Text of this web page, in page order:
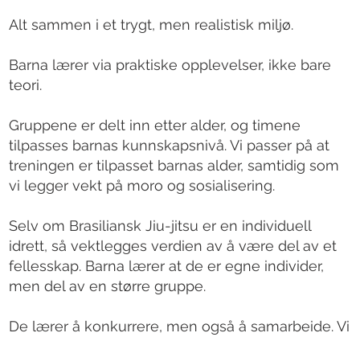
Alt sammen i et trygt, men realistisk miljø.
Barna lærer via praktiske opplevelser, ikke bare
teori.
Gruppene er delt inn etter alder, og timene
tilpasses barnas kunnskapsnivå. Vi passer på at
treningen er tilpasset barnas alder, samtidig som
vi legger vekt på moro og sosialisering.
Selv om Brasiliansk Jiu-jitsu er en individuell
idrett, så vektlegges verdien av å være del av et
fellesskap. Barna lærer at de er egne individer,
men del av en større gruppe.
De lærer å konkurrere, men også å samarbeide. Vi